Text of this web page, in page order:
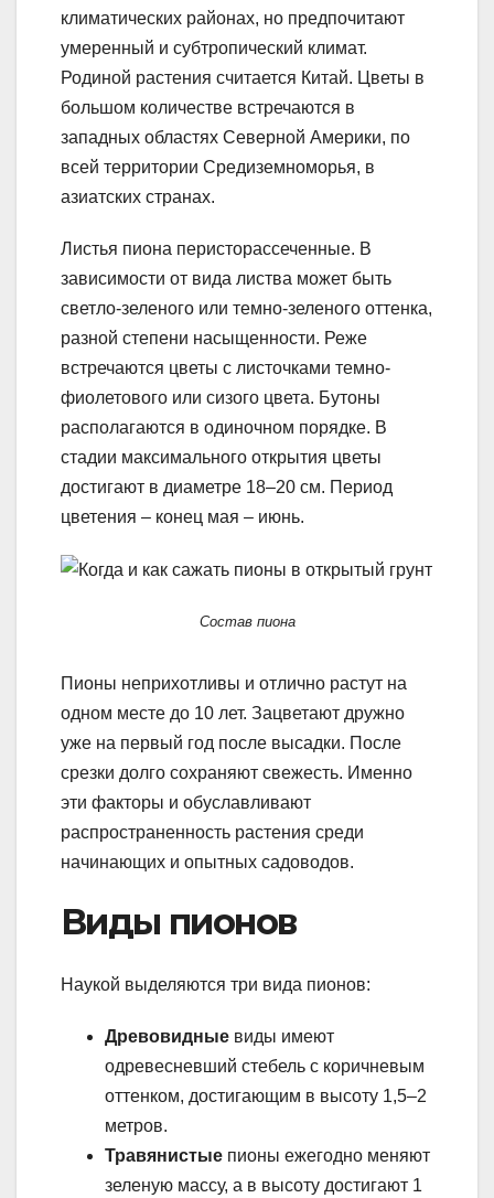
климатических районах, но предпочитают
умеренный и субтропический климат.
Родиной растения считается Китай. Цветы в
большом количестве встречаются в
западных областях Северной Америки, по
всей территории Средиземноморья, в
азиатских странах.
Листья пиона перисторассеченные. В
зависимости от вида листва может быть
светло-зеленого или темно-зеленого оттенка,
разной степени насыщенности. Реже
встречаются цветы с листочками темно-
фиолетового или сизого цвета. Бутоны
располагаются в одиночном порядке. В
стадии максимального открытия цветы
достигают в диаметре 18–20 см. Период
цветения – конец мая – июнь.
Состав пиона
Пионы неприхотливы и отлично растут на
одном месте до 10 лет. Зацветают дружно
уже на первый год после высадки. После
срезки долго сохраняют свежесть. Именно
эти факторы и обуславливают
распространенность растения среди
начинающих и опытных садоводов.
Виды пионов
Наукой выделяются три вида пионов:
Древовидные виды имеют
одревесневший стебель с коричневым
оттенком, достигающим в высоту 1,5–2
метров.
Травянистые пионы ежегодно меняют
зеленую массу, а в высоту достигают 1